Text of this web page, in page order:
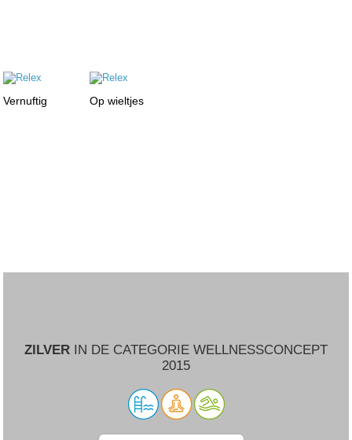
Vernuftig Op wieltjes
ZILVERIN DE CATEGORIE WELLNESSCONCEPT
2015